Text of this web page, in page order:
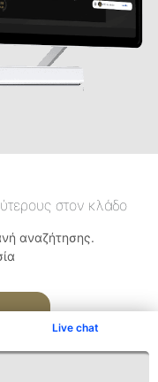
Live chat
στον κλάδο
αναζήτησης.